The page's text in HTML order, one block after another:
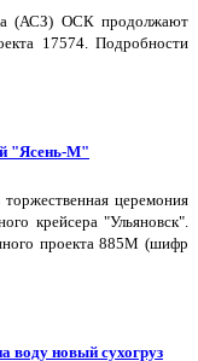
(АСЗ) ОСК продолжают
17574. Подробности
"Ясень-М"
церемония
крейсера "Ульяновск".
проекта 885М (шифр
воду новый сухогруз